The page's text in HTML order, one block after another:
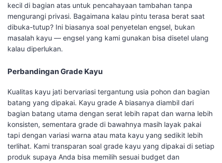
kecil di bagian atas untuk pencahayaan tambahan tanpa
mengurangi privasi. Bagaimana kalau pintu terasa berat saat
dibuka-tutup? Ini biasanya soal penyetelan engsel, bukan
masalah kayu — engsel yang kami gunakan bisa disetel ulang
kalau diperlukan.
Perbandingan Grade Kayu
Kualitas kayu jati bervariasi tergantung usia pohon dan bagian
batang yang dipakai. Kayu grade A biasanya diambil dari
bagian batang utama dengan serat lebih rapat dan warna lebih
konsisten, sementara grade di bawahnya masih layak pakai
tapi dengan variasi warna atau mata kayu yang sedikit lebih
terlihat. Kami transparan soal grade kayu yang dipakai di setiap
produk supaya Anda bisa memilih sesuai budget dan